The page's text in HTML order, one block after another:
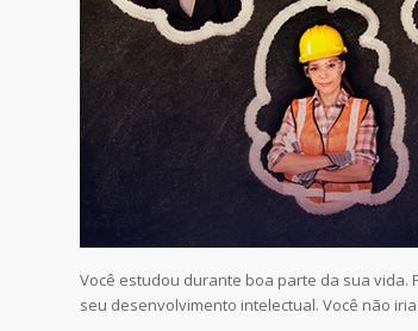
Você estudou durante boa parte da sua vida.
seu desenvolvimento intelectual. Você não